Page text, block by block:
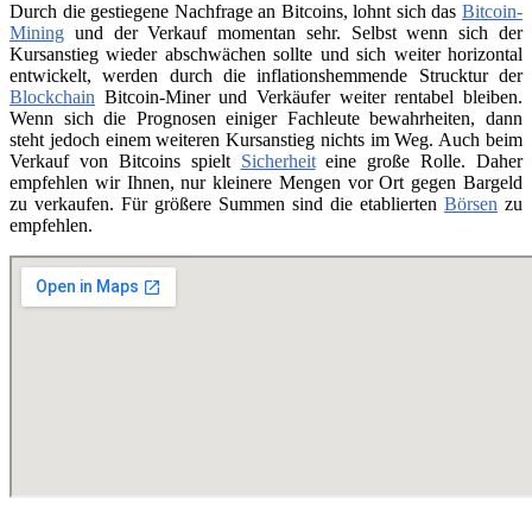
Durch die gestiegene Nachfrage an Bitcoins, lohnt sich das Bitcoin-
Mining und der Verkauf momentan sehr. Selbst wenn sich der
Kursanstieg wieder abschwächen sollte und sich weiter horizontal
entwickelt, werden durch die inflationshemmende Strucktur der
Blockchain Bitcoin-Miner und Verkäufer weiter rentabel bleiben.
Wenn sich die Prognosen einiger Fachleute bewahrheiten, dann
steht jedoch einem weiteren Kursanstieg nichts im Weg. Auch beim
Verkauf von Bitcoins spielt Sicherheiteine große Rolle. Daher
empfehlen wir Ihnen, nur kleinere Mengen vor Ort gegen Bargeld
zu verkaufen. Für größere Summen sind die etablierten Börsen zu
empfehlen.